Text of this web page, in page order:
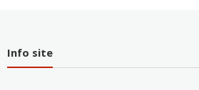
Info site